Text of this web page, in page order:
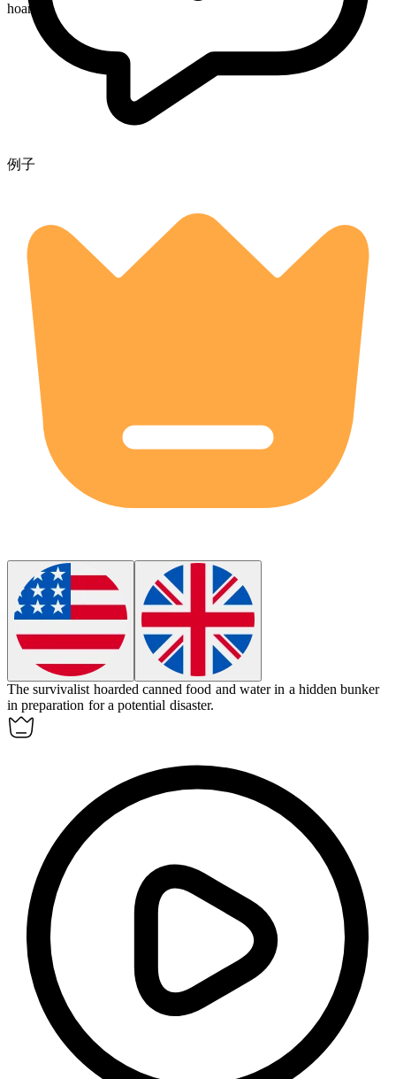
hoarded
例子
The survivalist hoarded canned food and water in a hidden bunker
in preparation for a potential disaster.